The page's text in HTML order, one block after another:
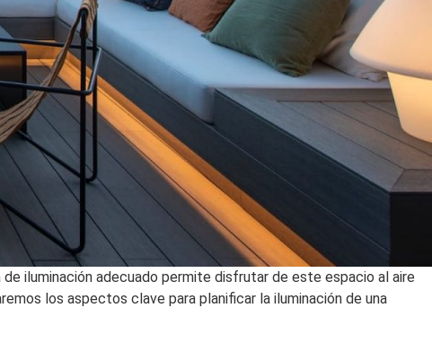
iluminación adecuado permite disfrutar de este espacio al aire
los aspectos clave para planificar la iluminación de una